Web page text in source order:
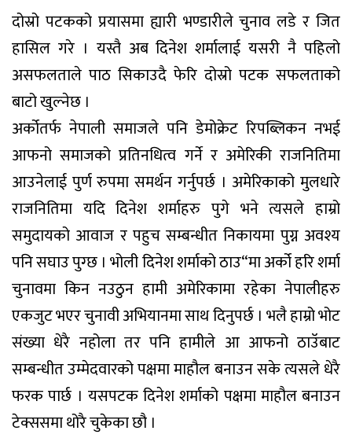
दोस्रो पटकको प्रयासमा ह्यारी भण्डारीले चुनाव लडे र जित
हासिल गरे । यस्तै अब दिनेश शर्मालाई यसरी नै पहिलो
असफलताले पाठ सिकाउदै फेरि दोस्रो पटक सफलताको
बाटो खुल्नेछ ।
अर्कोतर्फ नेपाली समाजले पनि डेमोक्रेट रिपब्लिकन नभई
आफनो समाजको प्रतिनधित्व गर्ने र अमेरिकी राजनितिमा
आउनेलाई पुर्ण रुपमा समर्थन गर्नुपर्छ । अमेरिकाको मुलधारे
राजनितिमा यदि दिनेश शर्माहरु पुगे भने त्यसले हाम्रो
समुदायको आवाज र पहुच सम्बन्धीत निकायमा पुग्न अवश्य
पनि सघाउ पुग्छ । भोली दिनेश शर्माको ठाउ“मा अर्को हरि शर्मा
चुनावमा किन नउठुन हामी अमेरिकामा रहेका नेपालीहरु
एकजुट भएर चुनावी अभियानमा साथ दिनुपर्छ । भलै हाम्रो भोट
संख्या धेरै नहोला तर पनि हामीले आ आफनो ठाउॅबाट
सम्बन्धीत उम्मेदवारको पक्षमा माहौल बनाउन सके त्यसले धेरै
फरक पार्छ । यसपटक दिनेश शर्माको पक्षमा माहौल बनाउन
टेक्ससमा थोरै चुकेका छौ ।